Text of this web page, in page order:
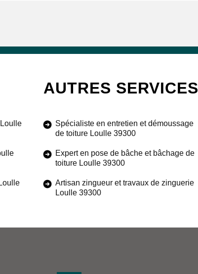
AUTRES SERVICES
Spécialiste en entretien et démoussage
de toiture Loulle 39300
Expert en pose de bâche et bâchage de
toiture Loulle 39300
Artisan zingueur et travaux de zinguerie
Loulle 39300